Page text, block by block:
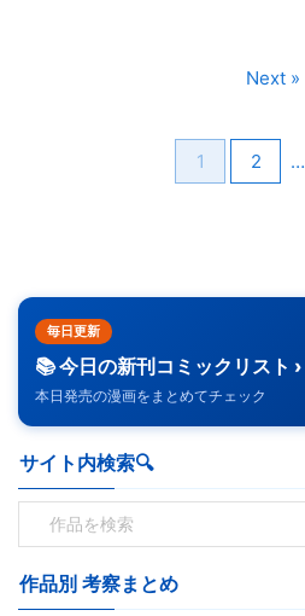
1 2 …
Next »
毎日更新
📚 今日の新刊コミックリスト ›
本日発売の漫画をまとめてチェック
サイト内検索🔍️
作品別 考察まとめ